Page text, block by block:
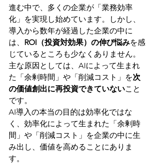
進む中で、多くの企業が「業務効率
化」を実現し始めています。しかし、
導入から数年が経過した企業の中に
は、 ROI（投資対効果）の伸び悩みを感
じているところも少なくありません。
主な原因としては、AIによって生まれ
た「余剰時間」や「削減コスト」を次
の価値創出に再投資できていないこと
です。
AI導入の本当の目的は効率化ではな
く、効率化によって生まれた「余剰時
間」や「削減コスト」を企業の中に生
み出し、価値を高めることにありま
す。